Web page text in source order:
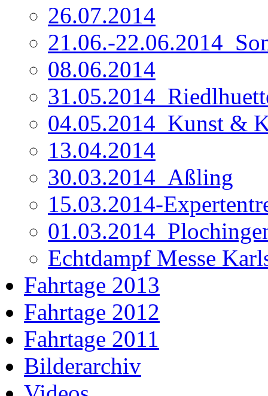
26.07.2014
21.06.-
08.06.2014
04.05.2014_Kunst &
13.04.2014
30.03.2014_Aßling
15.03.2014-
Echtdampf Messe
Fahrtage 2013
Fahrtage 2012
Fahrtage 2011
Bilderarchiv